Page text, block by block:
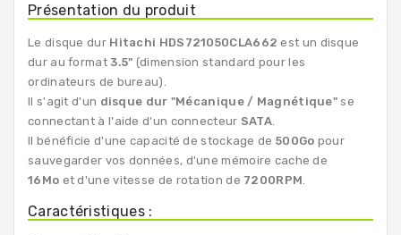
Présentation du produit
Le disque dur Hitachi HDS721050CLA662 est un disque
dur au format 3.5" (dimension standard pour les
ordinateurs de bureau).
Il s'agit d'un disque dur "Mécanique / Magnétique" se
connectant à l'aide d'un connecteur SATA
Il bénéficie d'une capacité de stockage de 500Go pour
sauvegarder vos données, d'une mémoire cache de
16Mo et d'une vitesse de rotation de 7200RPM
Caractéristiques :